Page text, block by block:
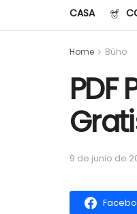
CASA
Home Búho
9 de junio de